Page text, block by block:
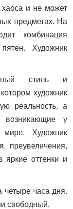
хаоса и не может
предметах. На
комбинация
Художник
стиль и
художник
реальность, а
возникающие у
Художник
преувеличения,
яркие оттенки и
четыре часа дня.
свободный.